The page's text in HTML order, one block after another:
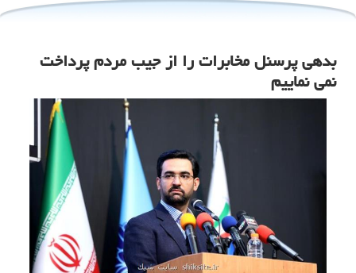
بدهی پرسنل مخابرات را از جیب مردم پرداخت
نمی نماییم